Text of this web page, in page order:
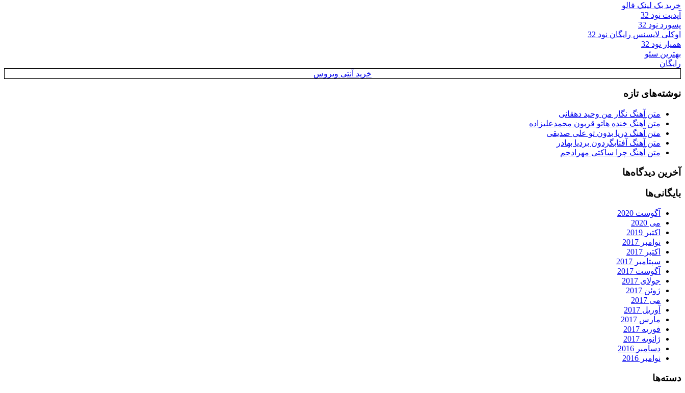
خرید بک لینک فالو
آپدیت نود 32
پسورد نود 32
اوکلی لایسنس رایگان نود 32
همیار نود 32
بهترین سئو
رایگان
خرید آنتی ویروس
نوشته‌های تازه
متن آهنگ نگار من وحید دهقانی
متن آهنگ خنده هاتو قربون محمدعلیزاده
متن آهنگ دریا بدون تو علی صدیقی
متن آهنگ آفتابگردون بردیا بهادر
متن آهنگ چرا ساکتی مهرادجم
آخرین دیدگاه‌ها
بایگانی‌ها
آگوست 2020
می 2020
اکتبر 2019
نوامبر 2017
اکتبر 2017
سپتامبر 2017
آگوست 2017
جولای 2017
ژوئن 2017
می 2017
آوریل 2017
مارس 2017
فوریه 2017
ژانویه 2017
دسامبر 2016
نوامبر 2016
دسته‌ها